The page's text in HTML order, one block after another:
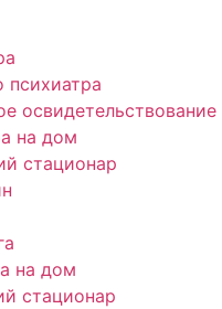
психиатра
освидетельствование
на дом
стационар
на дом
стационар